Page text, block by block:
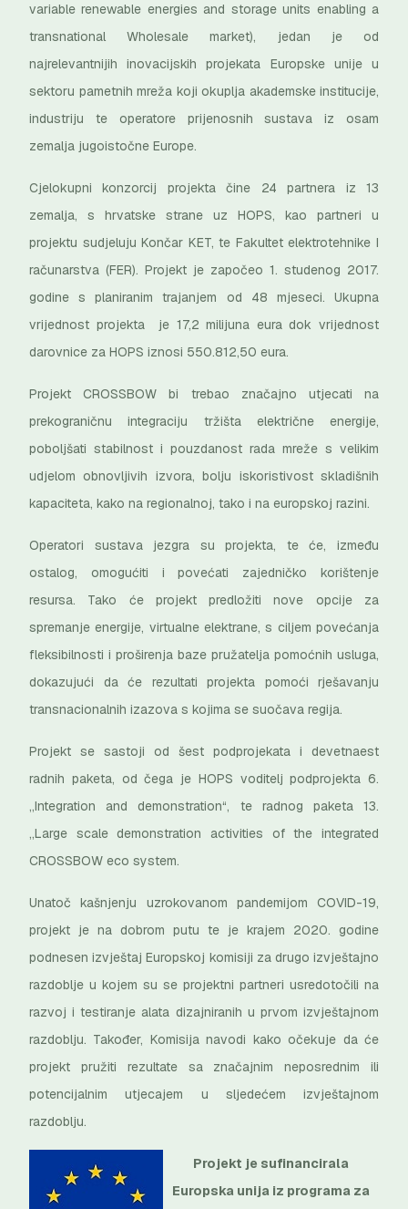
variable renewable energies and storage units enabling a
transnational Wholesale market), jedan je od
najrelevantnijih inovacijskih projekata Europske unije u
sektoru pametnih mreža koji okuplja akademske institucije,
industriju te operatore prijenosnih sustava iz osam
zemalja jugoistočne Europe.
Cjelokupni konzorcij projekta čine 24 partnera iz 13
zemalja, s hrvatske strane uz HOPS, kao partneri u
projektu sudjeluju Končar KET, te Fakultet elektrotehnike I
računarstva (FER). Projekt je započeo 1. studenog 2017.
godine s planiranim trajanjem od 48 mjeseci. Ukupna
vrijednost projekta je 17,2 milijuna eura dok vrijednost
darovnice za HOPS iznosi 550.812,50 eura.
Projekt CROSSBOW bi trebao značajno utjecati na
prekograničnu integraciju tržišta električne energije,
poboljšati stabilnost i pouzdanost rada mreže s velikim
udjelom obnovljivih izvora, bolju iskoristivost skladišnih
kapaciteta, kako na regionalnoj, tako i na europskoj razini.
Operatori sustava jezgra su projekta, te će, između
ostalog, omogućiti i povećati zajedničko korištenje
resursa. Tako će projekt predložiti nove opcije za
spremanje energije, virtualne elektrane, s ciljem povećanja
fleksibilnosti i proširenja baze pružatelja pomoćnih usluga,
dokazujući da će rezultati projekta pomoći rješavanju
transnacionalnih izazova s kojima se suočava regija.
Projekt se sastoji od šest podprojekata i devetnaest
radnih paketa, od čega je HOPS voditelj podprojekta 6.
„Integration and demonstration“, te radnog paketa 13.
„Large scale demonstration activities of the integrated
CROSSBOW eco system.
Unatoč kašnjenju uzrokovanom pandemijom COVID-19,
projekt je na dobrom putu te je krajem 2020. godine
podnesen izvještaj Europskoj komisiji za drugo izvještajno
razdoblje u kojem su se projektni partneri usredotočili na
razvoj i testiranje alata dizajniranih u prvom izvještajnom
razdoblju. Također, Komisija navodi kako očekuje da će
projekt pružiti rezultate sa značajnim neposrednim ili
potencijalnim utjecajem u sljedećem izvještajnom
razdoblju.
Projekt je sufinancirala
Europska unija iz programa za